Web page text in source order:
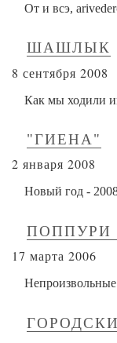
От и всэ,
ШАШЛЫК
8 сентября 2008
Как мы ходили
"ГИЕНА"
2 января 2008
Новый год -
ПОППУРИ
17 марта 2006